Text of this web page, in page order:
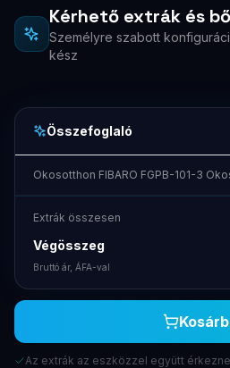
Kérhető extrák és
Személyre szabott
kész
Összefoglaló
Okosotthon FIBARO FGPB-101-3
Extrák összesen
Végösszeg
Bruttó ár, ÁFA-val
Az extrák az eszközzel együtt